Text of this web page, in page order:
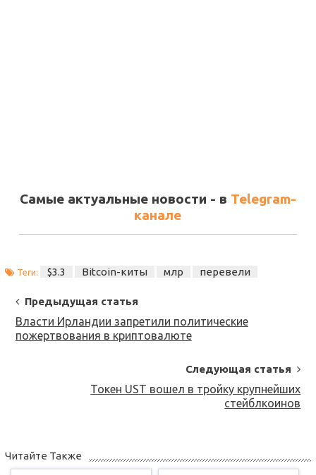
Самые актуальные новости - в Telegram-
канале
Теги: $3.3 Bitcoin-киты млр перевели
Post
Navigation
Предыдущая статья
Власти Ирландии запретили политические
пожертвования в криптовалюте
Следующая статья
Токен UST вошел в тройку крупнейших
стейблкоинов
Читайте Также